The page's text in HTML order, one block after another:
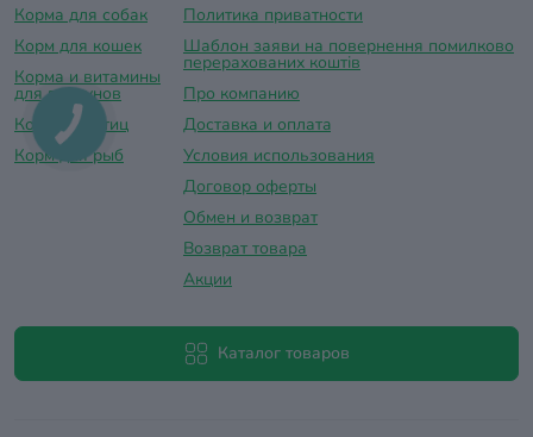
Корма для собак
Корм для кошек
Корма и витамины
для грызунов
Корм для птиц
Корм для рыб
Политика приватности
Шаблон заяви на повернення помилково
перерахованих коштів
Про компанию
Доставка и оплатa
Условия использования
Договор оферты
Обмен и возврат
Возврат товара
Акции
Каталог товаров